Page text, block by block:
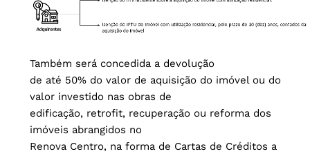
Também será concedida a devolução
de até 50% do valor de aquisição do imóvel ou do
valor investido nas obras de
edificação, retrofit, recuperação ou reforma dos
imóveis abrangidos no
Renova Centro, na forma de Cartas de Créditos a